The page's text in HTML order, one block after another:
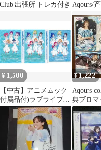
Club 出張所 トレカ付き Aqours/
RU-KU-
ブライ
ン!!
バース
渡辺曜
¥ 1,500
【中古】アニメムック
付属品付)ラブライブ!
サンシャイン!! Lyric
Collection from Aqours＆
Saint Snow
¥1,222
Aqours
典ブロマ
セット